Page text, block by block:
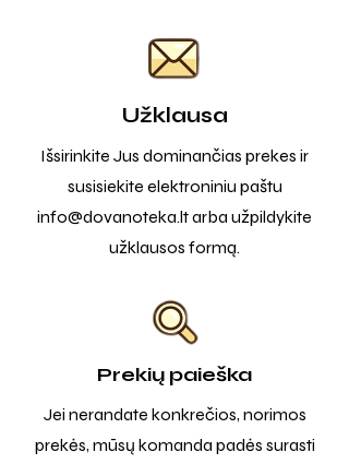
Užklausa
Išsirinkite Jus dominančias prekes ir
susisiekite elektroniniu paštu
info@dovanoteka.ltarba užpildykite
užklausos formą.
Prekių paieška
Jei nerandate konkrečios, norimos
prekės, mūsų komanda padės surasti